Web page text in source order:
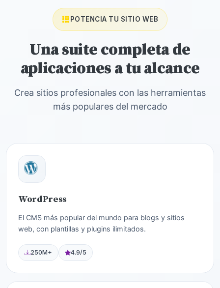
POTENCIA TU SITIO WEB
Una suite completa de
aplicaciones a tu alcance
Crea sitios profesionales con las herramientas
más populares del mercado
WordPress
El CMS más popular del mundo para blogs y sitios
web, con plantillas y plugins ilimitados.
250M+ 4.9/5